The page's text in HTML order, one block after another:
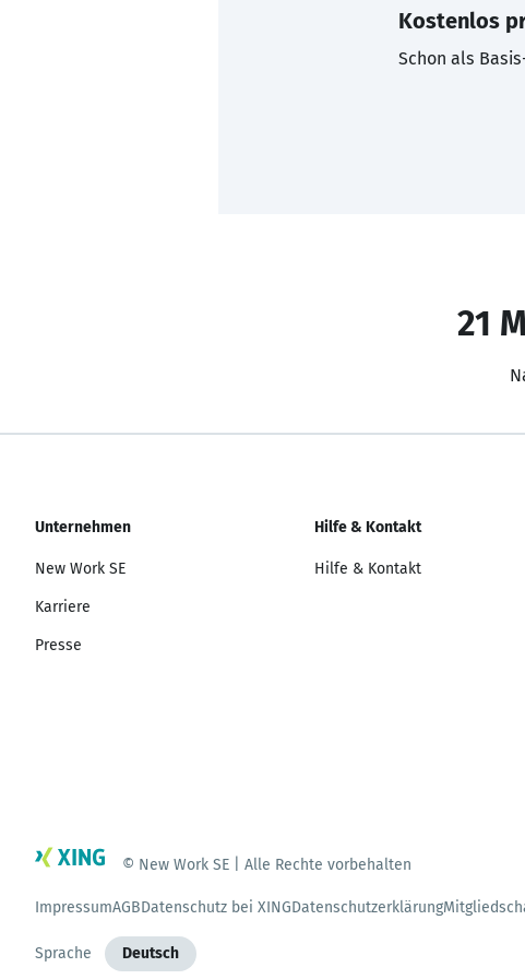
Kostenlos
Schon als
21
Unternehmen
New Work SE
Karriere
Presse
Hilfe & Kontakt
Hilfe & Kontakt
© New Work SE | Alle Rechte vorbehalten
ImpressumAGBDatenschutz bei XINGDatenschutzerklärung
Sprache Deutsch